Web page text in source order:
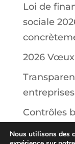
Loi de
sociale
2026
Contrôles
Nous utilisons des